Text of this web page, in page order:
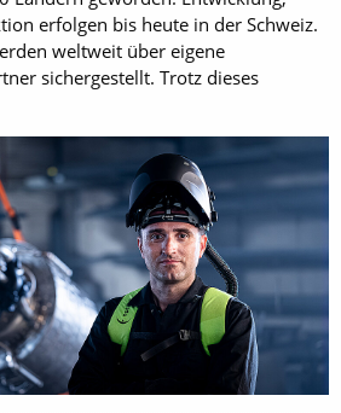
erfolgen bis heute in der Schweiz.
weltweit über eigene
sichergestellt. Trotz dieses